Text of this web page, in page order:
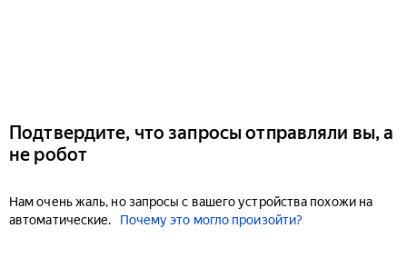
Подтвердите, что запросы отправляли вы, а
не робот
Нам очень жаль, но запросы с вашего устройства похожи на
автоматические.
Почему это могло произойти?